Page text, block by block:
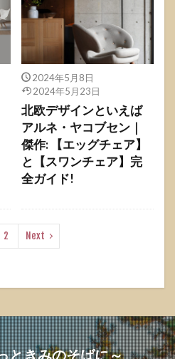
2024年5月8日
2024年5月23日
北欧デザインといえば
アルネ・ヤコブセン｜
傑作: 【エッグチェア】
と【スワンチェア】完
全ガイド!
2 Next
ときみのそばに～